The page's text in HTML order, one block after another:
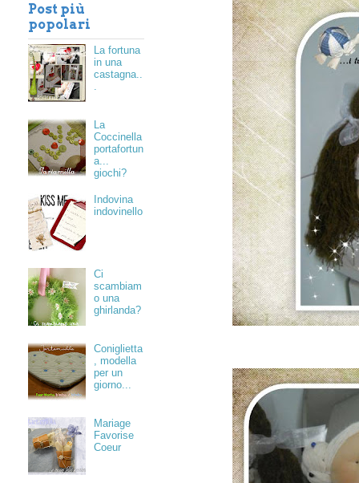
Post più
popolari
La fortuna
in una
castagna..
.
La
Coccinella
portafortun
a...
giochi?
Indovina
indovinello
Ci
scambiam
o una
ghirlanda?
Coniglietta
, modella
per un
giorno...
Mariage
Favorise
Coeur